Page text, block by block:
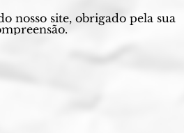
nosso site, obrigado pela sua